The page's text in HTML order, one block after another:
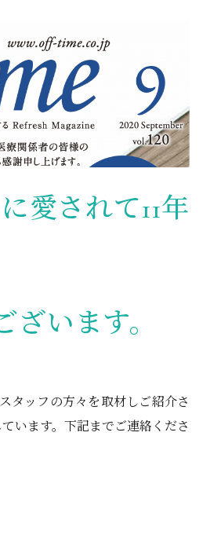
愛されて11年
ざいます。
タッフの方々を取材しご紹介さ
います。下記までご連絡くださ